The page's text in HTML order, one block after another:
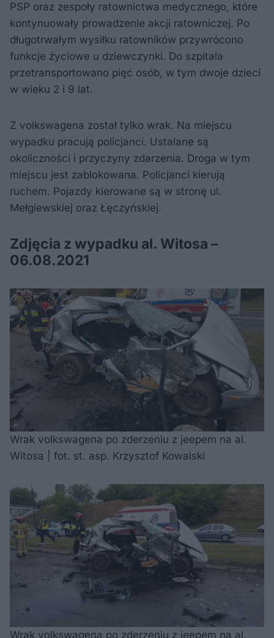
PSP oraz zespoły ratownictwa medycznego, które
kontynuowały prowadzenie akcji ratowniczej. Po
długotrwałym wysiłku ratowników przywrócono
funkcje życiowe u dziewczynki. Do szpitala
przetransportowano pięć osób, w tym dwoje dzieci
w wieku 2 i 9 lat.
Z volkswagena został tylko wrak. Na miejscu
wypadku pracują policjanci. Ustalane są
okoliczności i przyczyny zdarzenia. Droga w tym
miejscu jest zablokowana. Policjanci kierują
ruchem. Pojazdy kierowane są w stronę ul.
Mełgiewskiej oraz Łęczyńskiej.
Zdjęcia z wypadku al. Witosa –
06.08.2021
Wrak volkswagena po zderzeniu z jeepem na al.
Witosa | fot. st. asp. Krzysztof Kowalski
Wrak volkswagena po zderzeniu z jeepem na al.